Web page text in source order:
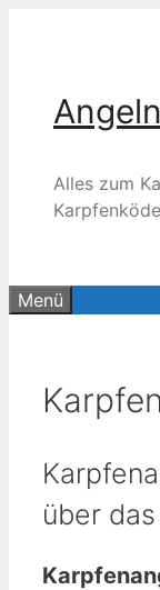
Alles zum
Menü
über